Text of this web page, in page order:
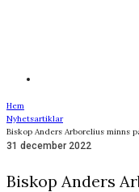
Hem
Nyhetsartiklar
Biskop Anders Arborelius minns
31 december 2022
Biskop Anders